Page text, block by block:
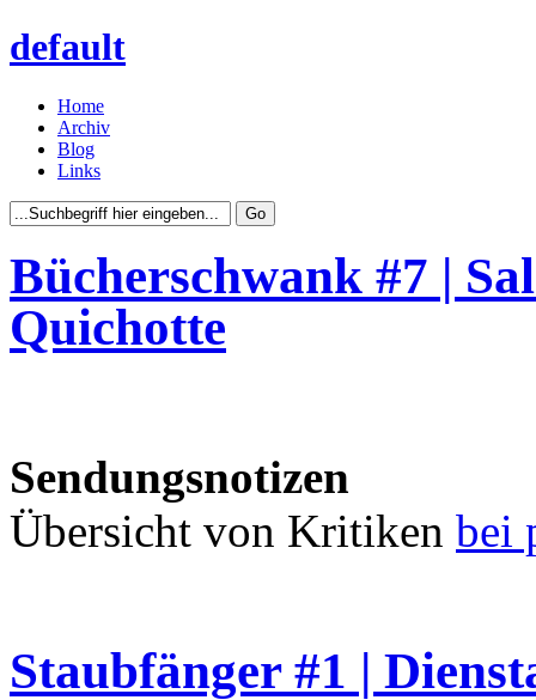
default
Home
Archiv
Blog
Links
Bücherschwank #7 |
Quichotte
Sendungsnotizen
Übersicht von Kritiken bei
Staubfänger #1 |